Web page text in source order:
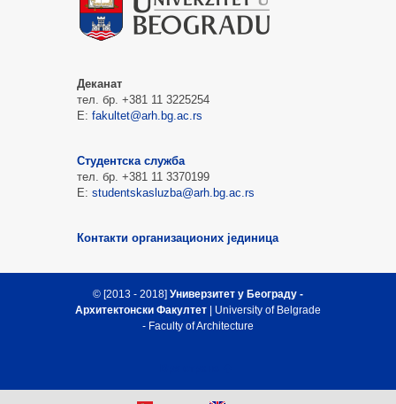
Деканат
тел. бр. +381 11 3225254
Е: fakultet@arh.bg.ac.rs
Студентска служба
тел. бр. +381 11 3370199
Е: studentskasluzba@arh.bg.ac.rs
Контакти организационих јединица
© [2013 - 2018] Универзитет у Београду -
Архитектонски Факултет | University of Belgrade
- Faculty of Architecture